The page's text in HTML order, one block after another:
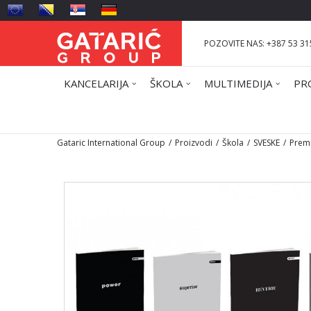
POZOVITE NAS: +387 53
KANCELARIJA ŠKOLA MULTIMEDIJA
Gataric International Group Proizvodi Škola SVESKE